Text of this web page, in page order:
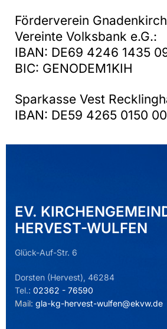
Förderverein
Vereinte Volksbank e.G.:
IBAN: DE69 4246 1435
BIC: GENODEM1KIH
Sparkasse Vest
IBAN: DE59 4265 0150
EV.
HERVEST-WULFEN
Glück-Auf-Str. 6
Dorsten (Hervest), 46284
Tel.: 02362 - 76590
Mail: gla-kg-hervest-wulfen@ekvw.de